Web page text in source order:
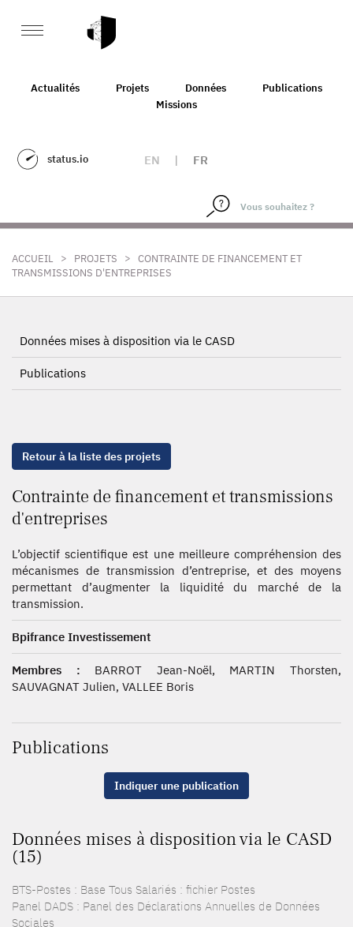
Actualités Projets Données
Publications
Missions
status.io EN | FR
ACCUEIL > PROJETS > CONTRAINTE DE FINANCEMENT ET
TRANSMISSIONS D'ENTREPRISES
Données mises à disposition via le CASD
Publications
Retour à la liste des projets
Contrainte de financement et transmissions
d'entreprises
L’objectif scientifique est une meilleure compréhension des
mécanismes de transmission d’entreprise, et des moyens
permettant d’augmenter la liquidité du marché de la
transmission.
Bpifrance Investissement
Membres : BARROT Jean-Noël, MARTIN Thorsten,
SAUVAGNAT Julien, VALLEE Boris
Publications
Indiquer une publication
Données mises à disposition via le CASD
(15)
BTS-Postes : Base Tous Salariés : fichier Postes
Panel DADS : Panel des Déclarations Annuelles de Données
Sociales